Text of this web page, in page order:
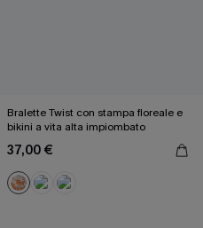
Bralette Twist con stampa floreale e
bikini a vita alta impiombato
37,00 €